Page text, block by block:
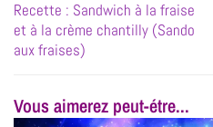
Recette : Sandwich à la fraise
et à la crème chantilly (Sando
aux fraises)
Vous aimerez peut-étre...